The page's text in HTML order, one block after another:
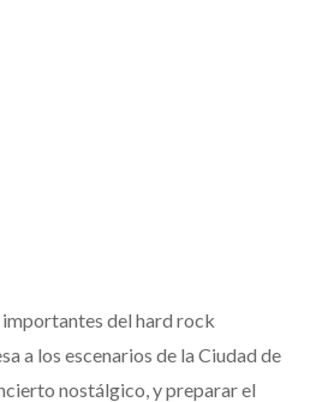
importantes del hard rock
a los escenarios de la Ciudad de
nostálgico, y preparar el